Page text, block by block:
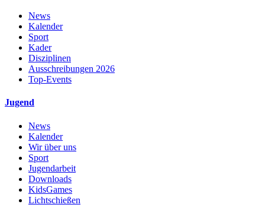
News
Kalender
Sport
Kader
Disziplinen
Ausschreibungen 2026
Top-Events
Jugend
News
Kalender
Wir über uns
Sport
Jugendarbeit
Downloads
KidsGames
Lichtschießen